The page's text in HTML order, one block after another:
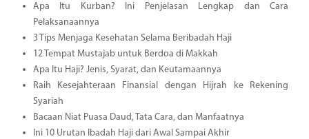
Apa Itu Kurban? Ini Penjelasan Lengkap dan Cara
Pelaksanaannya
3 Tips Menjaga Kesehatan Selama Beribadah Haji
12 Tempat Mustajab untuk Berdoa di Makkah
Apa Itu Haji? Jenis, Syarat, dan Keutamaannya
Raih Kesejahteraan Finansial dengan Hijrah ke Rekening
Syariah
Bacaan Niat Puasa Daud, Tata Cara, dan Manfaatnya
Ini 10 Urutan Ibadah Haji dari Awal Sampai Akhir